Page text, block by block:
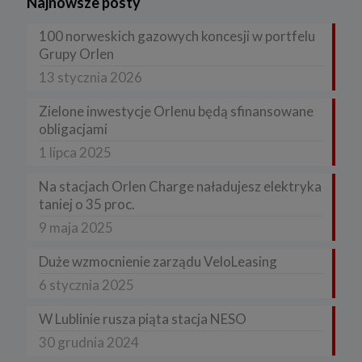
100 norweskich gazowych koncesji w portfelu
Grupy Orlen
13 stycznia 2026
Zielone inwestycje Orlenu będą sfinansowane
obligacjami
1 lipca 2025
Na stacjach Orlen Charge naładujesz elektryka
taniej o 35 proc.
9 maja 2025
Duże wzmocnienie zarządu VeloLeasing
6 stycznia 2025
W Lublinie rusza piąta stacja NESO
30 grudnia 2024